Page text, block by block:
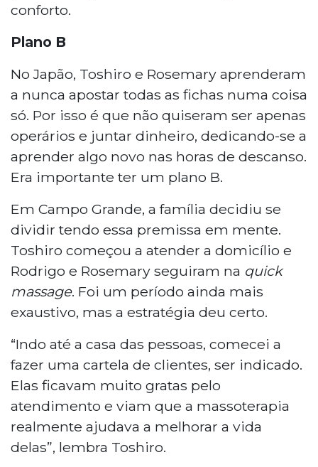
conforto.
Plano B
No Japão, Toshiro e Rosemary aprenderam
a nunca apostar todas as fichas numa coisa
só. Por isso é que não quiseram ser apenas
operários e juntar dinheiro, dedicando-se a
aprender algo novo nas horas de descanso.
Era importante ter um plano B.
Em Campo Grande, a família decidiu se
dividir tendo essa premissa em mente.
Toshiro começou a atender a domicílio e
Rodrigo e Rosemary seguiram na quick
massage. Foi um período ainda mais
exaustivo, mas a estratégia deu certo.
“Indo até a casa das pessoas, comecei a
fazer uma cartela de clientes, ser indicado.
Elas ficavam muito gratas pelo
atendimento e viam que a massoterapia
realmente ajudava a melhorar a vida
delas”, lembra Toshiro.